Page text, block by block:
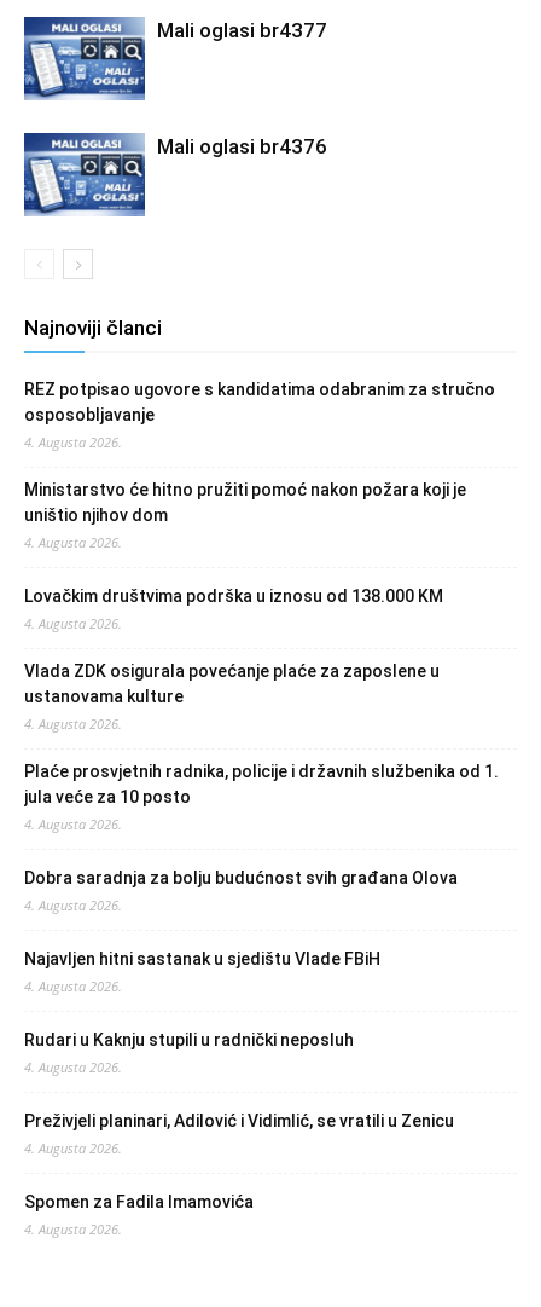
Mali oglasi br4377
Mali oglasi br4376
Najnoviji članci
REZ potpisao ugovore s kandidatima odabranim za stručno
osposobljavanje
4. Augusta 2026.
Ministarstvo će hitno pružiti pomoć nakon požara koji je
uništio njihov dom
4. Augusta 2026.
Lovačkim društvima podrška u iznosu od 138.000 KM
4. Augusta 2026.
Vlada ZDK osigurala povećanje plaće za zaposlene u
ustanovama kulture
4. Augusta 2026.
Plaće prosvjetnih radnika, policije i državnih službenika od 1.
jula veće za 10 posto
4. Augusta 2026.
Dobra saradnja za bolju budućnost svih građana Olova
4. Augusta 2026.
Najavljen hitni sastanak u sjedištu Vlade FBiH
4. Augusta 2026.
Rudari u Kaknju stupili u radnički neposluh
4. Augusta 2026.
Preživjeli planinari, Adilović i Vidimlić, se vratili u Zenicu
4. Augusta 2026.
Spomen za Fadila Imamovića
4. Augusta 2026.